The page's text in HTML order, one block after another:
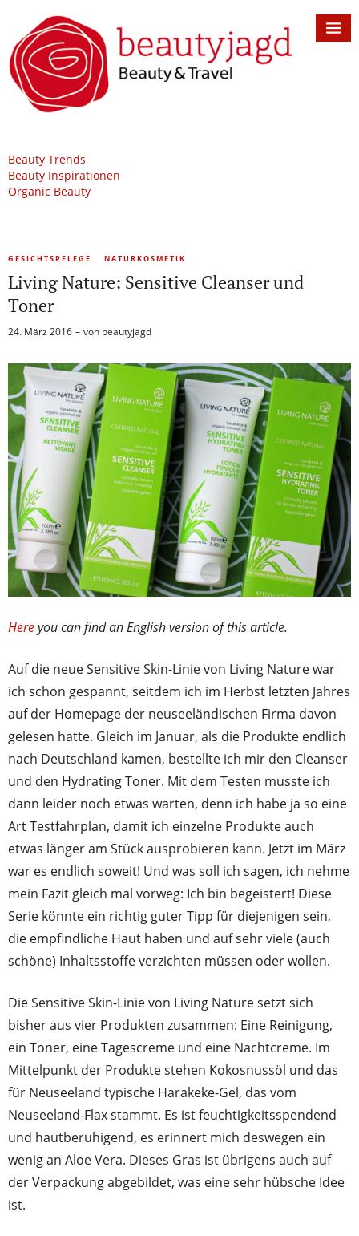
Beauty Trends
Beauty Inspirationen
Organic Beauty
GESICHTSPFLEGE NATURKOSMETIK
Living Nature: Sensitive Cleanser und
Toner
24. März 2016 von beautyjagd
Hereyou can find an English version of this article.
Auf die neue Sensitive Skin-Linie von Living Nature war
ich schon gespannt, seitdem ich im Herbst letzten Jahres
auf der Homepage der neuseeländischen Firma davon
gelesen hatte. Gleich im Januar, als die Produkte endlich
nach Deutschland kamen, bestellte ich mir den Cleanser
und den Hydrating Toner. Mit dem Testen musste ich
dann leider noch etwas warten, denn ich habe ja so eine
Art Testfahrplan, damit ich einzelne Produkte auch
etwas länger am Stück ausprobieren kann. Jetzt im März
war es endlich soweit! Und was soll ich sagen, ich nehme
mein Fazit gleich mal vorweg: Ich bin begeistert! Diese
Serie könnte ein richtig guter Tipp für diejenigen sein,
die empfindliche Haut haben und auf sehr viele (auch
schöne) Inhaltsstoffe verzichten müssen oder wollen.
Die Sensitive Skin-Linie von Living Nature setzt sich
bisher aus vier Produkten zusammen: Eine Reinigung,
ein Toner, eine Tagescreme und eine Nachtcreme. Im
Mittelpunkt der Produkte stehen Kokosnussöl und das
für Neuseeland typische Harakeke-Gel, das vom
Neuseeland-Flax stammt. Es ist feuchtigkeitsspendend
und hautberuhigend, es erinnert mich deswegen ein
wenig an Aloe Vera. Dieses Gras ist übrigens auch auf
der Verpackung abgebildet, was eine sehr hübsche Idee
ist.